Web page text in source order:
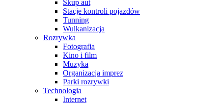
Skup aut
Stacje kontroli pojazdów
Tunning
Wulkanizacja
Rozrywka
Fotografia
Kino i film
Muzyka
Organizacja imprez
Parki rozrywki
Technologia
Internet